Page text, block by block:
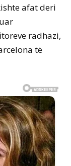
afat deri
radhazi,
të